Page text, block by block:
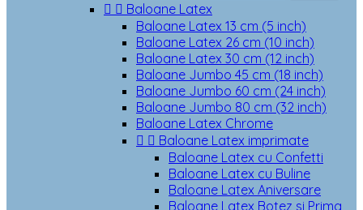
  Baloane Latex
Baloane Latex 13 cm (5 inch)
Baloane Latex 26 cm (10 inch)
Baloane Latex 30 cm (12 inch)
Baloane Jumbo 45 cm (18 inch)
Baloane Jumbo 60 cm (24 inch)
Baloane Jumbo 80 cm (32 inch)
Baloane Latex Chrome
  Baloane Latex imprimate
Baloane Latex cu Confetti
Baloane Latex cu Buline
Baloane Latex Aniversare
Baloane Latex Botez si Prima